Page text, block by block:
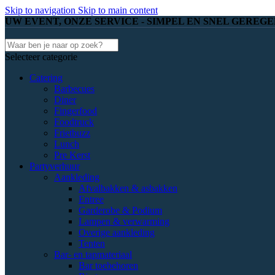
Skip to navigation Skip to main content
UW EVENT, ONZE SERVICE - SIMPEL EN SNEL
Selecteer categorie
Catering
Barbecues
Diner
Fingerfood
Foodtruck
Frietbuzz
Lunch
Pre Kerst
Partyverhuur
Aankleding
Afvalbakken & asbakken
Entree
Garderobe & Podium
Lampen & verwarming
Overige aankleding
Tenten
Bar- en tapmateriaal
Bar toebehoren